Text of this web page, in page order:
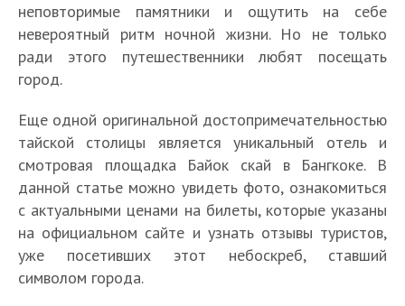
неповторимые памятники и ощутить на себе
невероятный ритм ночной жизни. Но не только
ради этого путешественники любят посещать
город.
Еще одной оригинальной достопримечательностью
тайской столицы является уникальный отель и
смотровая площадка Байок скай в Бангкоке. В
данной статье можно увидеть фото, ознакомиться
с актуальными ценами на билеты, которые указаны
на официальном сайте и узнать отзывы туристов,
уже посетивших этот небоскреб, ставший
символом города.